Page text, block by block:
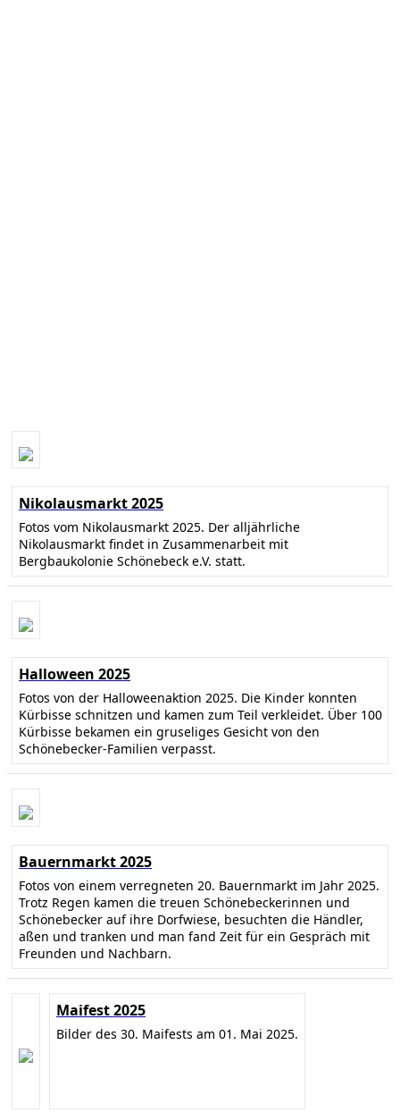
Nikolausmarkt 2025
Fotos vom Nikolausmarkt 2025. Der alljährliche
Nikolausmarkt findet in Zusammenarbeit mit
Bergbaukolonie Schönebeck e.V. statt.
Halloween 2025
Fotos von der Halloweenaktion 2025. Die Kinder konnten
Kürbisse schnitzen und kamen zum Teil verkleidet. Über 100
Kürbisse bekamen ein gruseliges Gesicht von den
Schönebecker-Familien verpasst.
Bauernmarkt 2025
Fotos von einem verregneten 20. Bauernmarkt im Jahr 2025.
Trotz Regen kamen die treuen Schönebeckerinnen und
Schönebecker auf ihre Dorfwiese, besuchten die Händler,
aßen und tranken und man fand Zeit für ein Gespräch mit
Freunden und Nachbarn.
Maifest 2025
Bilder des 30. Maifests am 01. Mai 2025.